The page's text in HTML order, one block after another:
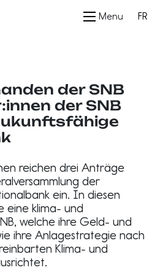
Menu FR
der SNB
der SNB
reichen drei Anträge
der
ein. In diesen
eine klima- und
welche ihre Geld- und
ihre Anlagestrategie nach
Klima- und